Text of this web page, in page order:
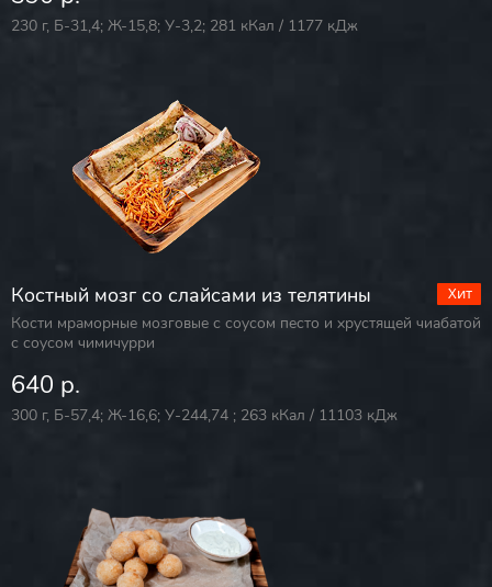
230 г, Б-31,4; Ж-15,8; У-3,2; 281 кКал / 1177 кДж
Костный мозг со слайсами из телятины
Кости мраморные мозговые с соусом песто и хрустящей чиабатой
с соусом чимичурри
640 р.
300 г, Б-57,4; Ж-16,6; У-244,74 ; 263 кКал / 11103 кДж